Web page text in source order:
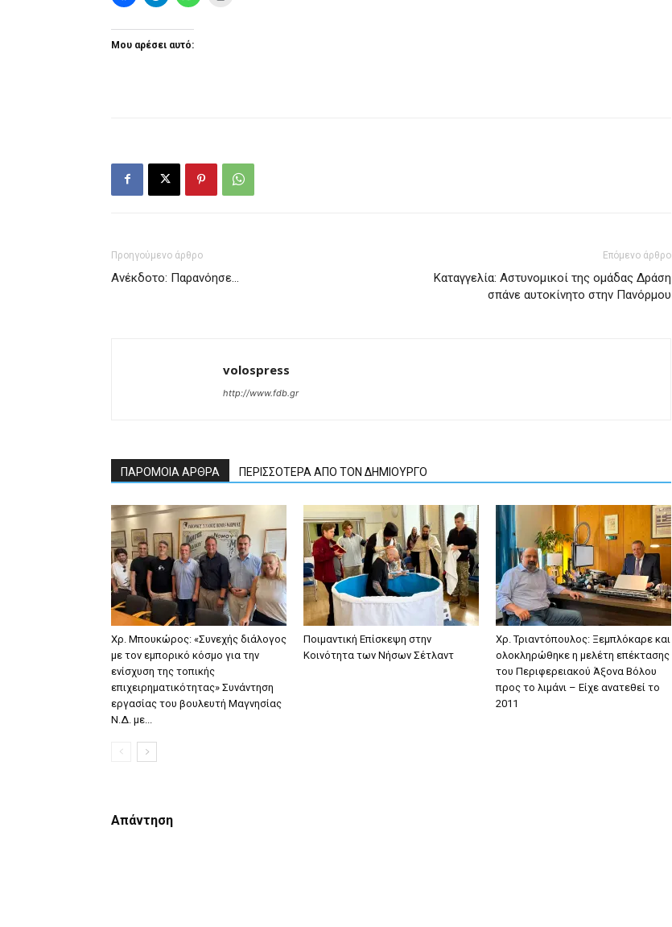
Μου αρέσει αυτό:
Προηγούμενο άρθρο
Ανέκδοτο: Παρανόησε…
Επόμενο άρθρο
Καταγγελία: Αστυνομικοί της ομάδας Δράση
σπάνε αυτοκίνητο στην Πανόρμου
volospress
http://www.fdb.gr
ΠΑΡΟΜΟΙΑ ΑΡΘΡΑ ΠΕΡΙΣΣΟΤΕΡΑ ΑΠΟ ΤΟΝ ΔΗΜΙΟΥΡΓΟ
Χρ. Μπουκώρος: «Συνεχής διάλογος
με τον εμπορικό κόσμο για την
ενίσχυση της τοπικής
επιχειρηματικότητας» Συνάντηση
εργασίας του βουλευτή Μαγνησίας
Ν.Δ. με...
Ποιμαντική Επίσκεψη στην
Κοινότητα των Νήσων Σέτλαντ
Χρ. Τριαντόπουλος: Ξεμπλόκαρε και
ολοκληρώθηκε η μελέτη επέκτασης
του Περιφερειακού Άξονα Βόλου
προς το λιμάνι – Είχε ανατεθεί το
2011
Απάντηση